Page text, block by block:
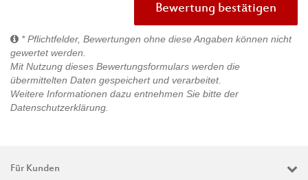
Bewertung bestätigen
* Pflichtfelder, Bewertungen ohne diese Angaben können nicht
gewertet werden.
Mit Nutzung dieses Bewertungsformulars werden die
übermittelten Daten gespeichert und verarbeitet.
Weitere Informationen dazu entnehmen Sie bitte der
Datenschutzerklärung
Für Kunden